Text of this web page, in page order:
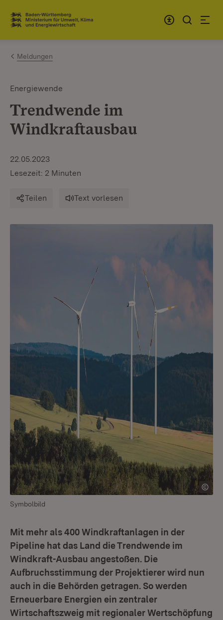
Zum Inhalt springen
Link zur Startseite
Meldungen
Energiewende
Trendwende im
Windkraftausbau
22.05.2023
Lesezeit: 2 Minuten
Teilen Text vorlesen
Symbolbild
Mit mehr als 400 Windkraftanlagen in der
Pipeline hat das Land die Trendwende im
Windkraft-Ausbau angestoßen. Die
Aufbruchsstimmung der Projektierer wird nun
auch in die Behörden getragen. So werden
Erneuerbare Energien ein zentraler
Wirtschaftszweig mit regionaler Wertschöpfung